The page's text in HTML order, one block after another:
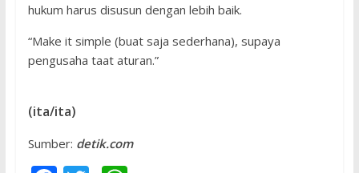
hukum harus disusun dengan lebih baik.
“Make it simple (buat saja sederhana), supaya
pengusaha taat aturan.”
(ita/ita)
Sumber: detik.com